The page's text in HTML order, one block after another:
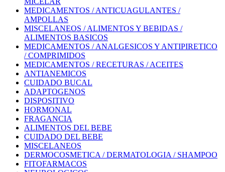
MEDICAMENTOS / ANTICUAGULANTES /
AMPOLLAS
MISCELANEOS / ALIMENTOS Y BEBIDAS /
ALIMENTOS BASICOS
MEDICAMENTOS / ANALGESICOS Y ANTIPIRETICO
/ COMPRIMIDOS
MEDICAMENTOS / RECETURAS / ACEITES
ANTIANEMICOS
CUIDADO BUCAL
ADAPTOGENOS
DISPOSITIVO
HORMONAL
FRAGANCIA
ALIMENTOS DEL BEBE
CUIDADO DEL BEBE
MISCELANEOS
DERMOCOSMETICA / DERMATOLOGIA / SHAMPOO
FITOFARMACOS